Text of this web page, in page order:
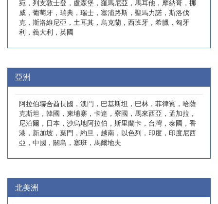
宛，列支敦士登，盧森堡，羅馬尼亞，馬耳他，摩納哥，挪
威，葡萄牙，瑞典，瑞士，塞浦路斯，聖馬力諾，斯洛伐
克，斯洛維尼亞，土耳其，烏克蘭，西班牙，希臘，匈牙
利，義大利，英國
亞洲
阿拉伯聯合酋長國，澳門，巴基斯坦，巴林，菲律賓，哈薩
克斯坦，韓國，柬埔寨，卡達，寮國，馬來西亞，孟加拉，
尼泊爾，日本，沙烏地阿拉伯，斯里蘭卡，台灣，泰國，香
港，新加坡，葉門，約旦，越南，以色列，印度，印度尼西
亞，中國，關島，塞班，馬爾地夫
北美洲